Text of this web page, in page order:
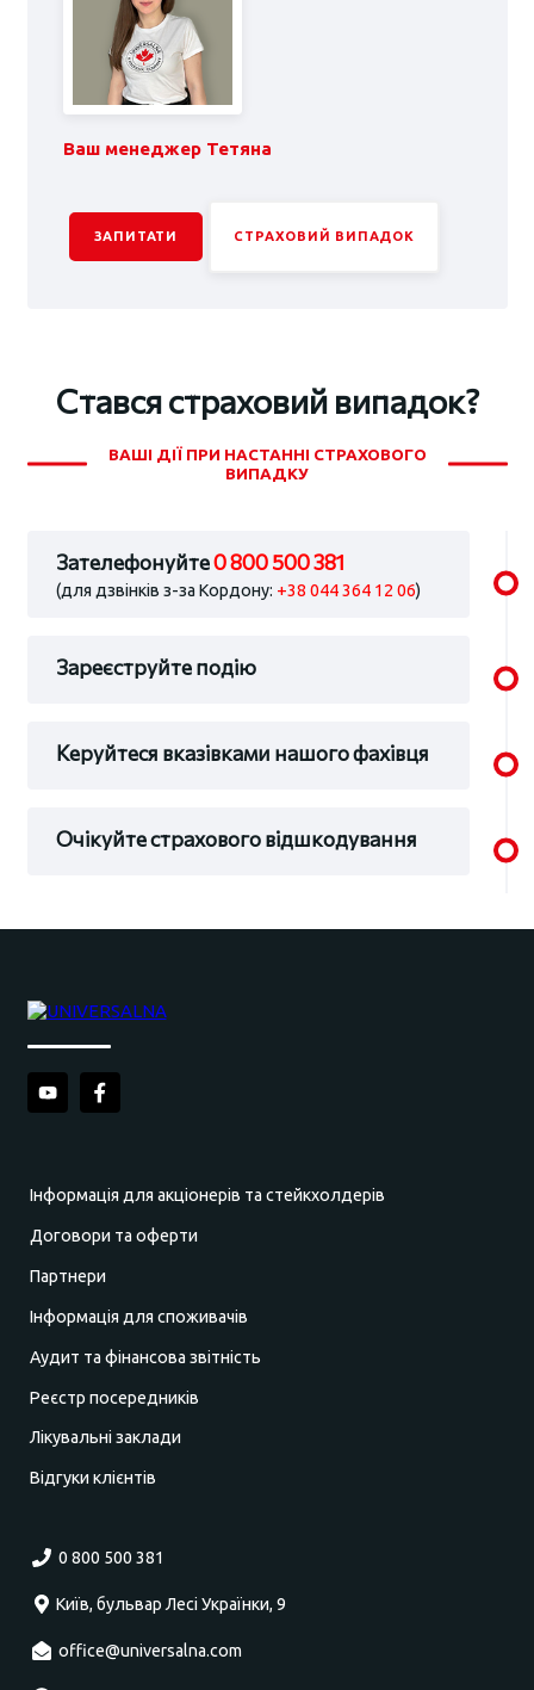
Ваш менеджер Тетяна
ЗАПИТАТИ СТРАХОВИЙ ВИПАДОК
Стався страховий випадок?
ВАШІ ДІЇ ПРИ НАСТАННІ СТРАХОВОГО
ВИПАДКУ
Зателефонуйте0 800 500 381
(для дзвінків з-за Кордону: +38 044 364 12 06)
Зареєструйте подію
Керуйтеся вказівками нашого фахівця
Очікуйте страхового відшкодування
Інформація для акціонерів та стейкхолдерів
Договори та оферти
Партнери
Інформація для споживачів
Аудит та фінансова звітність
Реєстр посередників
Лікувальні заклади
Відгуки клієнтів
0 800 500 381
Київ, бульвар Лесі Українки, 9
office@universalna.com